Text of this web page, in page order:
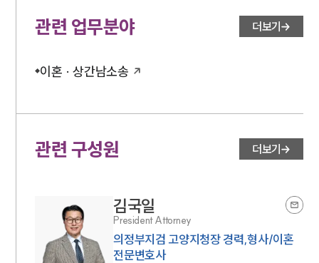
관련 업무분야 더보기
이혼 · 상간남소송
관련 구성원 더보기
김국일
President Attorney
의정부지검 고양지청장 경력,형사/이혼
전문변호사